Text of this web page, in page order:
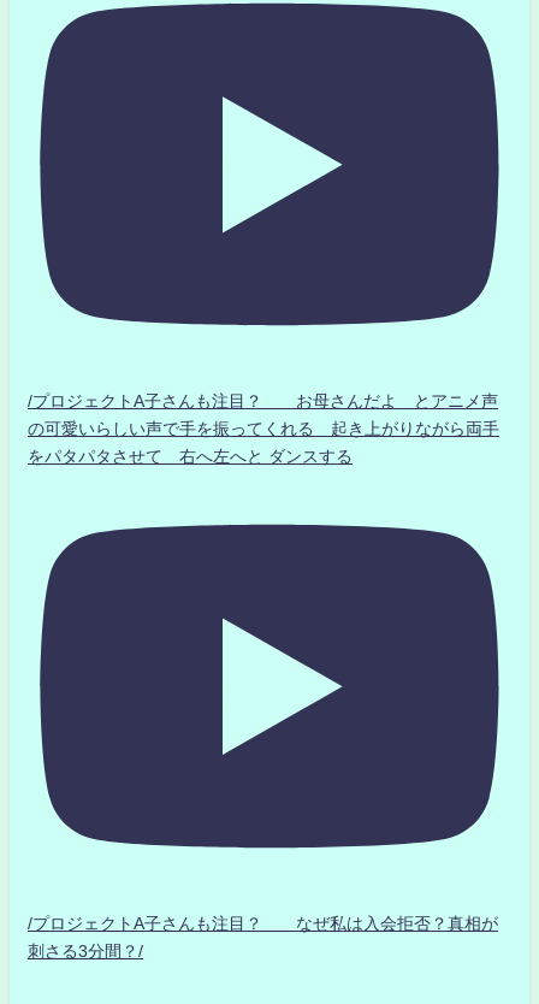
/プロジェクトA子さんも注目？ お母さんだよ とアニメ声
の可愛いらしい声で手を振ってくれる 起き上がりながら両手
をパタパタさせて 右へ左へと ダンスする
/プロジェクトA子さんも注目？ なぜ私は入会拒否？真相が
刺さる3分間？/